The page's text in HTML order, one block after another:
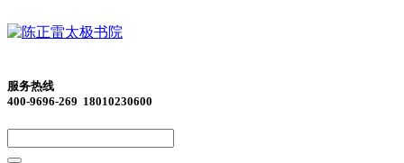
服务热线
400-9696-269 18010230600